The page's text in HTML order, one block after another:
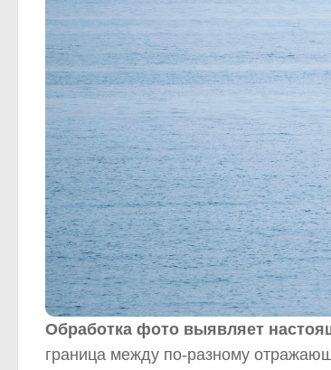
Обработка фото выявляет
граница между по-разному